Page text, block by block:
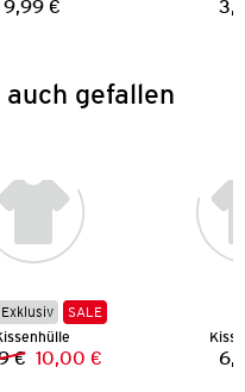
Preis:
9,99 €
gefallen
SALE
Vorheriger Preis:
€ Neuer Preis:
10,00 €